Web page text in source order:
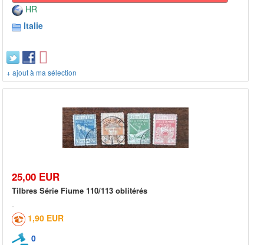
HR
Italie
+ ajout à ma sélection
25,00 EUR
Tilbres Série Fiume 110/113 oblitérés
1,90 EUR
0